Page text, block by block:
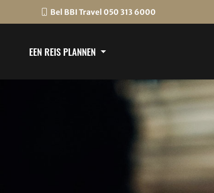
Bel BBI Travel 050 313 6000
EEN REIS PLANNEN